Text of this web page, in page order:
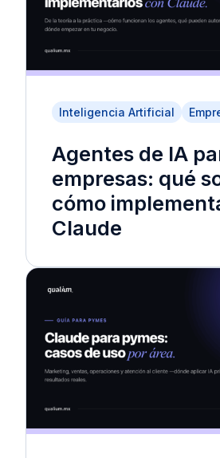
Inteligencia Artificial
Agentes de IA
empresas: qué
cómo
Claude